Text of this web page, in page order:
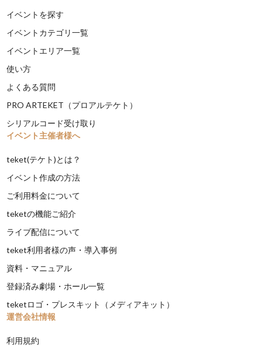
イベントを探す
イベントカテゴリ一覧
イベントエリア一覧
使い方
よくある質問
PRO ARTEKET（プロアルテケト）
シリアルコード受け取り
イベント主催者様へ
teket(テケト)とは？
イベント作成の方法
ご利用料金について
teketの機能ご紹介
ライブ配信について
teket利用者様の声・導入事例
資料・マニュアル
登録済み劇場・ホール一覧
teketロゴ・プレスキット（メディアキット）
運営会社情報
利用規約